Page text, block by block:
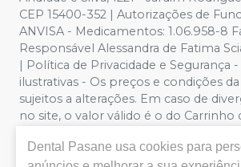
CEP 15400-352 | Autorizações de
ANVISA - Medicamentos: 1.06.958-8
Responsável Alessandra de Fatima
| Política de Privacidade e Segurança
ilustrativas - Os preços e condições
sujeitos a alterações. Em caso de
no site, o valor válido é o do Carrinho
direito de não atender compras de
Dental Pasane usa cookies para